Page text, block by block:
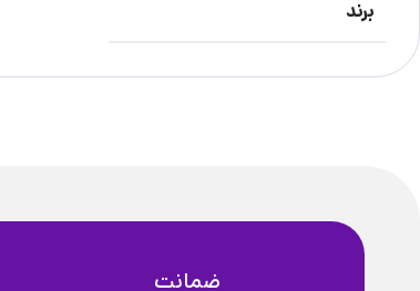
برند
ضمانت